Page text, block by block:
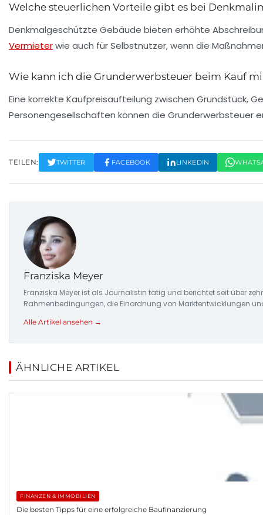
Welche steuerlichen Vorteile gibt es bei
Denkmalgeschützte Gebäude bieten erhöhte
Vermieterwie auch für Selbstnutzer, wenn die
Wie kann ich die Grunderwerbsteuer beim Kauf
Eine korrekte Kaufpreisaufteilung zwischen Grundstück,
Personengesellschaften können die Grunderwerbsteuer
TEILEN: TWITTER FACEBOOK LINKEDIN
Franziska Meyer
Franziska Meyer ist als Journalistin tätig und berichtet seit über
Rahmenbedingungen, die Einordnung von Marktentwicklungen
Alle Artikel ansehen →
ÄHNLICHE ARTIKEL
FINANZEN & IMMOBILIEN
Die besten Tipps für eine erfolgreiche Baufinanzierung